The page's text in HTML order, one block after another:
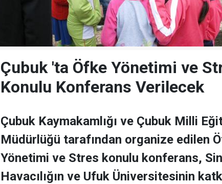
Çubuk 'ta Öfke Yönetimi ve
Konulu Konferans Verilecek
Çubuk Kaymakamlığı ve Çubuk Milli
Müdürlüğü tarafından organize edilen
Yönetimi ve Stres konulu konferans,
Havacılığın ve Ufuk Üniversitesinin